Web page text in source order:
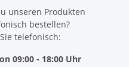
unseren Produkten
bestellen?
telefonisch:
09:00 - 18:00 Uhr